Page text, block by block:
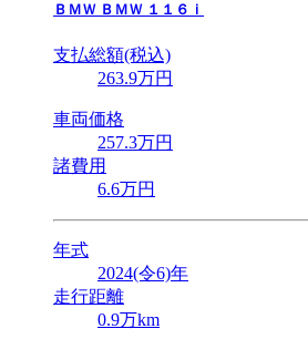
ＢＭＷ ＢＭＷ １１６ｉ
支払総額(税込)
263.9万円
車両価格
257.3万円
諸費用
6.6万円
年式
2024(令6)年
走行距離
0.9万km